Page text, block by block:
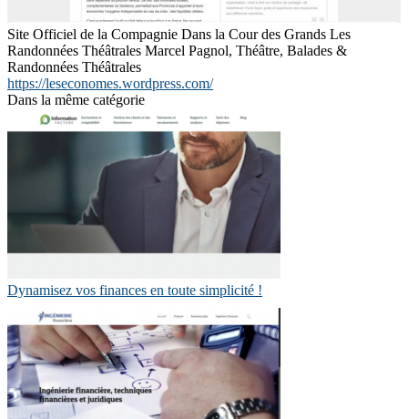
Site Officiel de la Compagnie Dans la Cour des Grands Les
Randonnées Théâtrales Marcel Pagnol, Théâtre, Balades &
Randonnées Théâtrales
https://leseconomes.wordpress.com/
Dans la même catégorie
Dynamisez vos finances en toute simplicité !